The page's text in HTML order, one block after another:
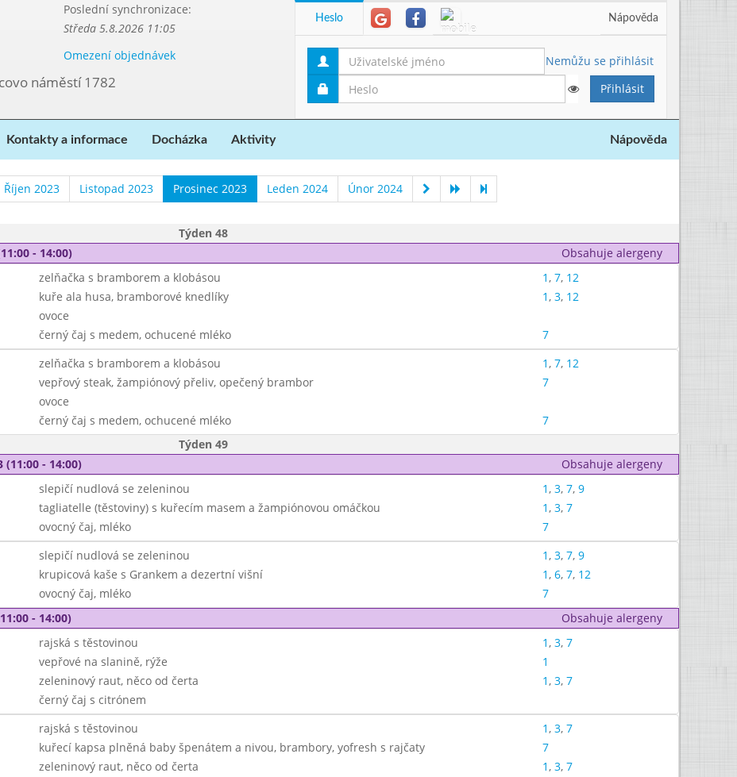
Poslední synchronizace:
Středa 5.8.2026 11:05
Omezení objednávek
náměstí 1782
Heslo Nápověda
Nemůžu se přihlásit
Kontakty a informace Docházka Aktivity Nápověda
Říjen 2023 Listopad 2023 Prosinec 2023 Leden 2024 Únor 2024
Týden 48
- 14:00) Obsahuje alergeny
zelňačka s bramborem a klobásou 1, 7, 12
kuře ala husa, bramborové knedlíky 1, 3, 12
ovoce
černý čaj s medem, ochucené mléko 7
zelňačka s bramborem a klobásou 1, 7, 12
vepřový steak, žampiónový přeliv, opečený brambor
7
ovoce
černý čaj s medem, ochucené mléko
7
Týden 49
(11:00 - 14:00) Obsahuje alergeny
slepičí nudlová se zeleninou 1, 3, 7, 9
tagliatelle (těstoviny) s kuřecím masem a žampiónovou omáčkou 1, 3, 7
ovocný čaj, mléko 7
slepičí nudlová se zeleninou 1, 3, 7, 9
krupicová kaše s Grankem a dezertní višní 1, 6, 7, 12
ovocný čaj, mléko
7
- 14:00) Obsahuje alergeny
rajská s těstovinou 1, 3, 7
vepřové na slanině, rýže
1
zeleninový raut, něco od čerta 1, 3, 7
černý čaj s citrónem
rajská s těstovinou 1, 3, 7
kuřecí kapsa plněná baby špenátem a nivou, brambory, yofresh s rajčaty
7
zeleninový raut, něco od čerta 1, 3, 7